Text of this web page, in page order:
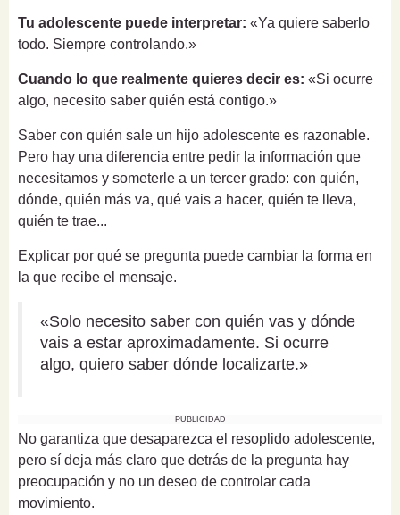
Tu adolescente puede interpretar: «Ya quiere saberlo
todo. Siempre controlando.»
Cuando lo que realmente quieres decir es: «Si ocurre
algo, necesito saber quién está contigo.»
Saber con quién sale un hijo adolescente es razonable.
Pero hay una diferencia entre pedir la información que
necesitamos y someterle a un tercer grado: con quién,
dónde, quién más va, qué vais a hacer, quién te lleva,
quién te trae...
Explicar por qué se pregunta puede cambiar la forma en
la que recibe el mensaje.
«Solo necesito saber con quién vas y dónde
vais a estar aproximadamente. Si ocurre
algo, quiero saber dónde localizarte.»
PUBLICIDAD
No garantiza que desaparezca el resoplido adolescente,
pero sí deja más claro que detrás de la pregunta hay
preocupación y no un deseo de controlar cada
movimiento.